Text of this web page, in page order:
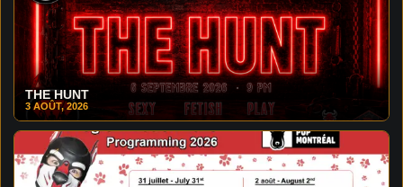
THE HUNT
3 AOÛT, 2026